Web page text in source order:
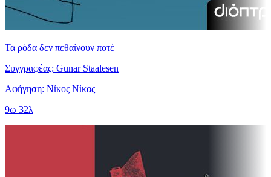
Τα ρόδα δεν πεθαίνουν ποτέ
Συγγραφέας: Gunar Staalesen
Αφήγηση: Νίκος Νίκας
9ω 32λ